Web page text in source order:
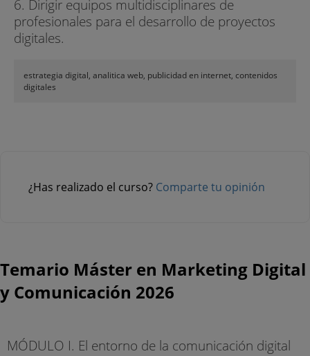
6. Dirigir equipos multidisciplinares de
profesionales para el desarrollo de proyectos
digitales.
estrategia digital, analitica web, publicidad en internet, contenidos
digitales
¿Has realizado el curso? Comparte tu opinión
Temario Máster en Marketing Digital
y Comunicación 2026
MÓDULO I. El entorno de la comunicación digital